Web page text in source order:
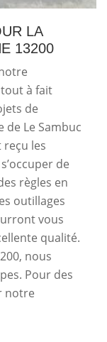
LA
13200
à fait
de
Le Sambuc
reçu les
de
règles en
outillages
vous
qualité.
nous
Pour des
notre